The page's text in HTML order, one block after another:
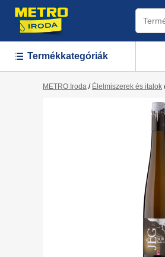
Termékkategóriák
METRO Iroda / Élelmiszerek és italok